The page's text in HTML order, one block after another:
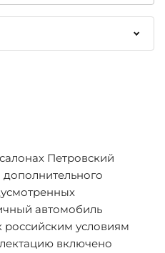
Петровский
автомобиль
российским условиям
включено